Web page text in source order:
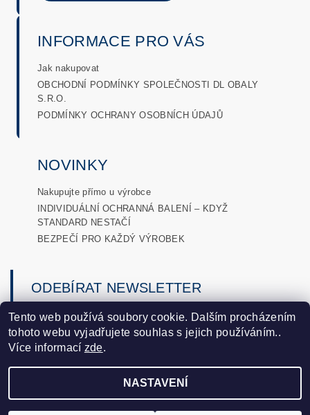
INFORMACE PRO VÁS
Jak nakupovat
OBCHODNÍ PODMÍNKY SPOLEČNOSTI DL OBALY
S.R.O.
PODMÍNKY OCHRANY OSOBNÍCH ÚDAJŮ
NOVINKY
Nakupujte přímo u výrobce
INDIVIDUÁLNÍ OCHRANNÁ BALENÍ – KDYŽ
STANDARD NESTAČÍ
BEZPEČÍ PRO KAŽDÝ VÝROBEK
ODEBÍRAT NEWSLETTER
→
Vložením e-mailu souhlasíte s podmínkami ochrany osobních
údajů .
2026 ©DLobaly, všechna práva vyhrazena
Tento web používá soubory cookie. Dalším procházením
tohoto webu vyjadřujete souhlas s jejich používáním..
Více informací zde.
NASTAVENÍ